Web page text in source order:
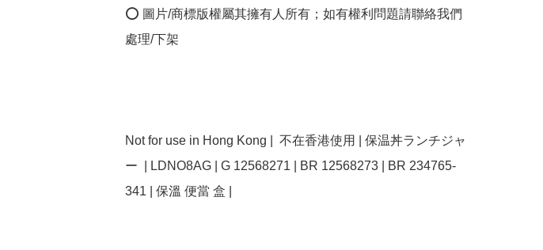
⭕ 圖片/商標版權屬其擁有人所有；如有權利問題請聯絡我們
處理/下架
Not for use in Hong Kong |  不在香港使用 | 保温丼ランチジャ
ー  | LDNO8AG | G 12568271 | BR 12568273 | BR 234765-
341 | 保溫 便當 盒 |